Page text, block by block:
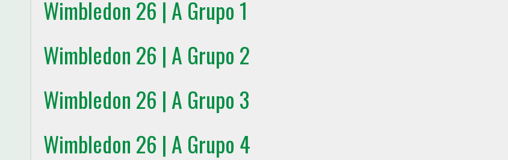
Wimbledon 26 | A Grupo 1
Wimbledon 26 | A Grupo 2
Wimbledon 26 | A Grupo 3
Wimbledon 26 | A Grupo 4